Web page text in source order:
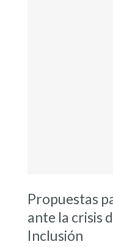
Propuestas
ante la crisis
Inclusión